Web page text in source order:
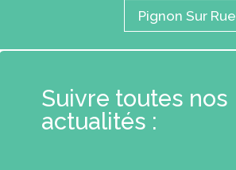
Pignon Sur Rue
Suivre toutes nos
actualités :